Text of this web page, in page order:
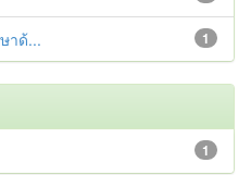
1
าด้...
1